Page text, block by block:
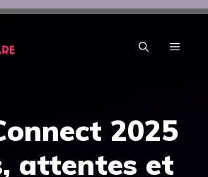
MENU
2025
attentes et